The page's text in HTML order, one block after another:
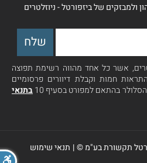
ולמבזקים של ביזפורטל - ניוזלטרים
אשר כל אחד מהווה רשימת תפוצה
חמות וקבלת דיוורים פרסומיים
בהתאם למפורט בסעיף 10
בתנאי
תקשורת בע"מ ©| תנאי שימוש